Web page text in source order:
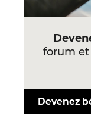
forum
Devenez